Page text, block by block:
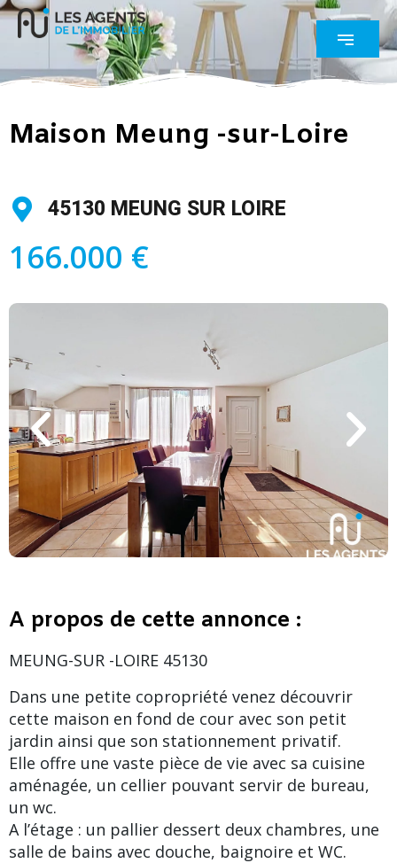
Maison Meung -sur-Loire
45130 MEUNG SUR LOIRE
166.000 €
A propos de cette annonce :
MEUNG-SUR -LOIRE 45130
Dans une petite copropriété venez découvrir
cette maison en fond de cour avec son petit
jardin ainsi que son stationnement privatif.
Elle offre une vaste pièce de vie avec sa cuisine
aménagée, un cellier pouvant servir de bureau,
un wc.
A l’étage : un pallier dessert deux chambres, une
salle de bains avec douche, baignoire et WC.